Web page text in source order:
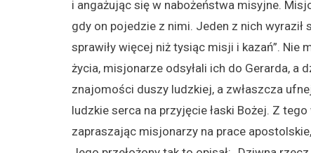
i angażując się w nabożeństwa misyjne.
gdy on pojedzie z nimi. Jeden z nich wyraził
sprawiły więcej niż tysiąc misji i kazań”. Nie
życia, misjonarze odsyłali ich do Gerarda, a
znajomości duszy ludzkiej, a zwłaszcza
ludzkie serca na przyjęcie łaski Bożej. Z
zapraszając misjonarzy na prace